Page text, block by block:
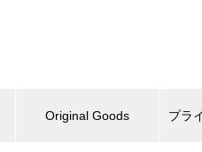
Original Goods プラ